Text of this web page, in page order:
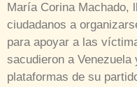
María Corina Machado,
ciudadanos a
para apoyar a las
sacudieron a
plataformas de su